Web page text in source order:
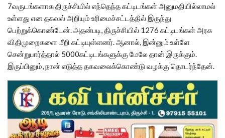
7வருடங்களாக திருச்சியில் எந்தெந்த கட்டிடங்கள் அனுமதியில்லாமல்
உள்ளது என தகவல் அறியும் உரிமைச்சட்டத்தில் இருந்து
பெற்றுக்கொண்டேன். அதன்படி, திருச்சியில் 1276 கட்டிடங்கள் அரசு
விதிமுறைகளை மீறி கட்டியுள்ளனர். ஆனால், இன்னும் உள்ளே
சென்றுபார்த்தால் 5000கட்டிடங்களுக்கு மேலே தான் இருக்கும்.
இருப்பினும், நான் எடுத்த தகவலைக்கொண்டு வழக்கு தொடர்ந்தேன்.